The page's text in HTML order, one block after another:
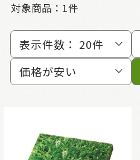
対象商品： 1件
表示件数： 20件
価格が安い